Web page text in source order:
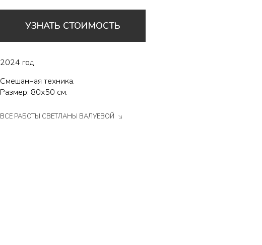
УЗНАТЬ СТОИМОСТЬ
2024 год
Смешанная техника.
Размер: 80х50 см.
ВСЕ РАБОТЫ СВЕТЛАНЫ ВАЛУЕВОЙ